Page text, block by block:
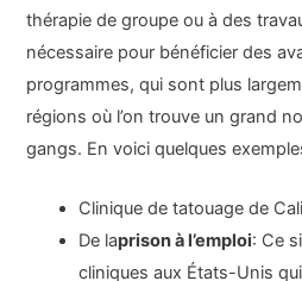
thérapie de groupe ou à des
nécessaire pour bénéficier des
programmes, qui sont plus
régions où l’on trouve un grand
gangs. En voici quelques
Clinique de tatouage de
De laprison à l’emploi: Ce
cliniques aux États-Unis